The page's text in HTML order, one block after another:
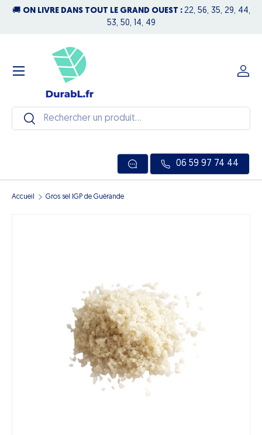
🚚 ON LIVRE DANS TOUT LE GRAND OUEST : 22, 56, 35, 29, 44,
53, 50, 14, 49
Recherche
Rechercher
06 59 97 74 44
Se
Menu
Accueil Gros sel IGP de Guérande